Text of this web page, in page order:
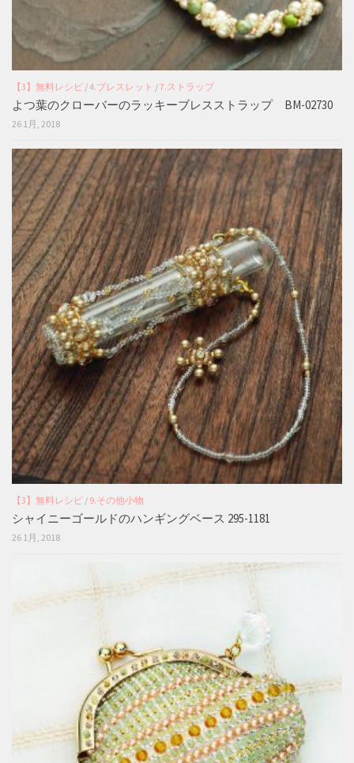
【3】無料レシピ /4.ブレスレット /7.ストラップ
よつ葉のクローバーのラッキーブレスストラップ BM-02730
26 1月, 2018
【3】無料レシピ / 9.その他小物
シャイニーゴールドのハンギングベース 295-1181
26 1月, 2018